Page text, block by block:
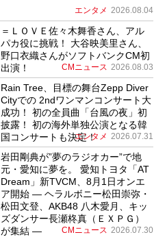
エンタメ 2026.08.04
＝ＬＯＶＥ佐々木舞香さん、アル
パカ役に挑戦！ 大谷映美里さん、
野口衣織さんがソフトバンクCM初
出演！
CMニュース 2026.08.03
Rain Tree、目標の舞台Zepp Diver
Cityでの 2ndワンマンコンサート大
成功！ 初の全員曲「台風の夜」初
披露！ 初の海外単独公演となる韓
国コンサートも決定！
エンタメ 2026.07.31
岩田剛典が”夢のラジオカー”で地
元・愛知に夢を。 愛知トヨタ「AT
Dream」新TVCM、8月1日オンエ
ア開始 ― ヘラルボニー松田崇弥・
松田文登、AKB48 八木愛月、キッ
ズダンサー長瀬柊真（ＥＸＰＧ）
が集結 ―
CMニュース 2026.07.30